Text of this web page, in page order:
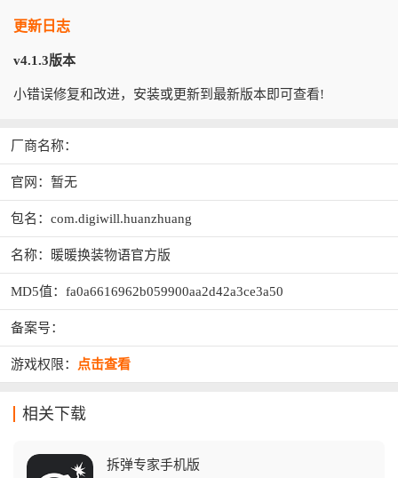
更新日志
v4.1.3版本
小错误修复和改进，安装或更新到最新版本即可查看!
厂商名称：
官网：暂无
包名：com.digiwill.huanzhuang
名称：暖暖换装物语官方版
MD5值：fa0a6616962b059900aa2d42a3ce3a50
备案号：
游戏权限： 点击查看
相关下载
拆弹专家手机版